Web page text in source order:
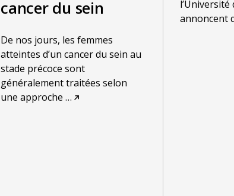
cancer du sein
De nos jours, les femmes
atteintes d’un cancer du sein au
stade précoce sont
généralement traitées selon
une approche …
annoncent